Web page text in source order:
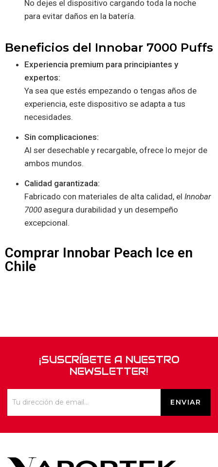
No dejes el dispositivo cargando toda la noche
para evitar daños en la batería.
Beneficios del Innobar 7000 Puffs
Experiencia premium para principiantes y
expertos:
Ya sea que estés empezando o tengas años de
experiencia, este dispositivo se adapta a tus
necesidades.
Sin complicaciones:
Al ser desechable y recargable, ofrece lo mejor de
ambos mundos.
Calidad garantizada:
Fabricado con materiales de alta calidad, el Innobar
7000 asegura durabilidad y un desempeño
excepcional.
Comprar Innobar Peach Ice en
Chile
¡SUSCRÍBETE A NUESTRO
NEWSLETTER!